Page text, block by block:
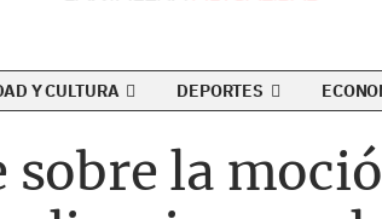
Y CULTURA DEPORTES
la